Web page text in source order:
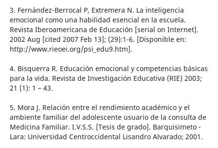
3. Fernández-Berrocal P, Extremera N. La inteligencia
emocional como una habilidad esencial en la escuela.
Revista Iberoamericana de Educación [serial on Internet].
2002 Aug [cited 2007 Feb 13]; (29):1-6. [Disponible en:
http://www.rieoei.org/psi_edu9.htm].
4. Bisquerra R. Educación emocional y competencias básicas
para la vida. Revista de Investigación Educativa (RIE) 2003;
21 (1): 1 – 43.
5. Mora J. Relación entre el rendimiento académico y el
ambiente familiar del adolescente usuario de la consulta de
Medicina Familiar. I.V.S.S. [Tesis de grado]. Barquisimeto -
Lara: Universidad Centroccidental Lisandro Alvarado; 2001.